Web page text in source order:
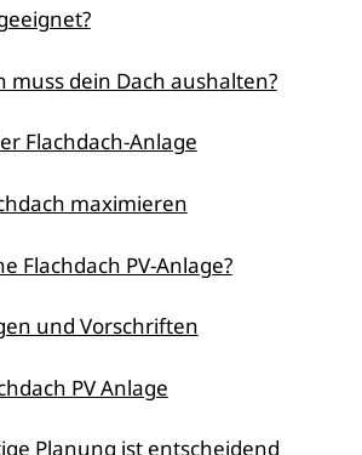
muss dein Dach aushalten?
Flachdach-Anlage
maximieren
Flachdach PV-Anlage?
und Vorschriften
PV Anlage